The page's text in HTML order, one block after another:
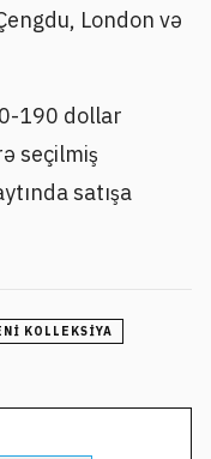
London və
190 dollar
seçilmiş
satışa
KOLLEKSIYA